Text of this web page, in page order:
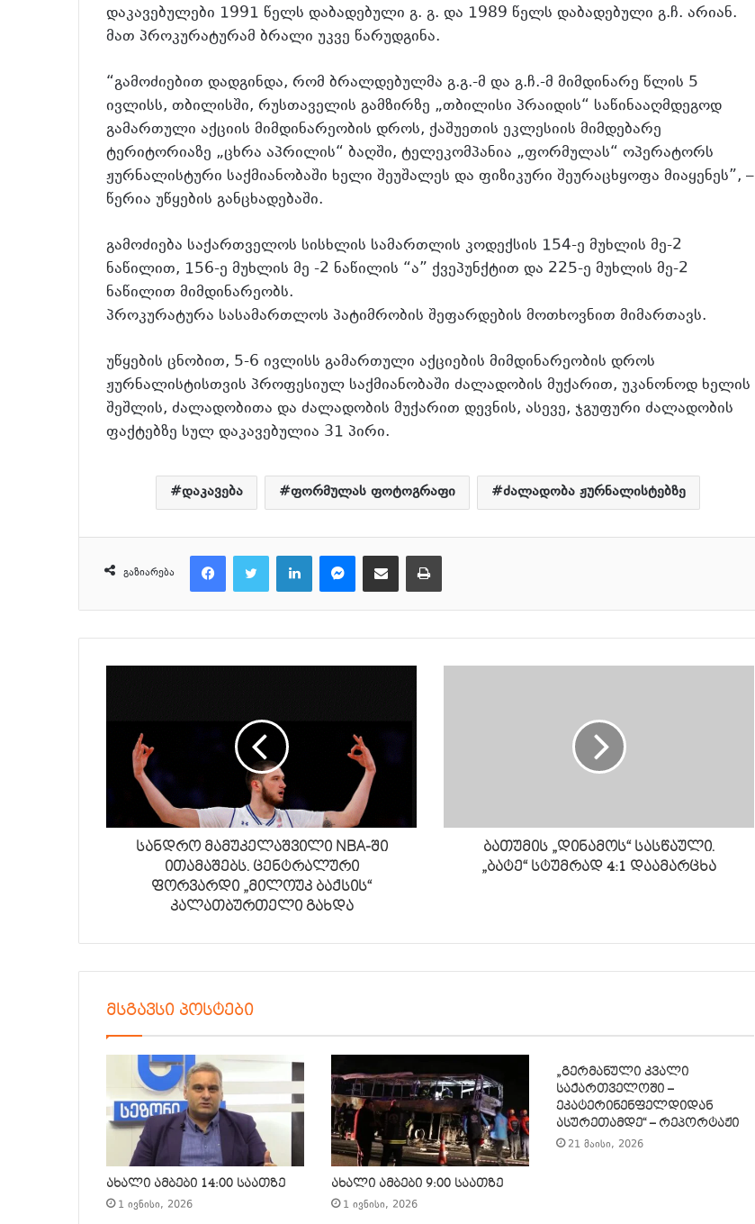
დაკავებულები 1991 წელს დაბადებული გ. გ. და 1989 წელს დაბადებული გ.ჩ. არიან.
მათ პროკურატურამ ბრალი უკვე წარუდგინა.
“გამოძიებით დადგინდა, რომ ბრალდებულმა გ.გ.-მ და გ.ჩ.-მ მიმდინარე წლის 5
ივლისს, თბილისში, რუსთაველის გამზირზე „თბილისი პრაიდის“ საწინააღმდეგოდ
გამართული აქციის მიმდინარეობის დროს, ქაშუეთის ეკლესიის მიმდებარე
ტერიტორიაზე „ცხრა აპრილის“ ბაღში, ტელეკომპანია „ფორმულას“ ოპერატორს
ჟურნალისტური საქმიანობაში ხელი შეუშალეს და ფიზიკური შეურაცხყოფა მიაყენეს”, –
წერია უწყების განცხადებაში.
გამოძიება საქართველოს სისხლის სამართლის კოდექსის 154-ე მუხლის მე-2
ნაწილით, 156-ე მუხლის მე -2 ნაწილის “ა” ქვეპუნქტით და 225-ე მუხლის მე-2
ნაწილით მიმდინარეობს.
პროკურატურა სასამართლოს პატიმრობის შეფარდების მოთხოვნით მიმართავს.
უწყების ცნობით, 5-6 ივლისს გამართული აქციების მიმდინარეობის დროს
ჟურნალისტისთვის პროფესიულ საქმიანობაში ძალადობის მუქარით, უკანონოდ ხელის
შეშლის, ძალადობითა და ძალადობის მუქარით დევნის, ასევე, ჯგუფური ძალადობის
ფაქტებზე სულ დაკავებულია 31 პირი.
დაკავება ფორმულას ფოტოგრაფი ძალადობა ჟურნალისტებზე
გაზიარება
სანდრო მამუკელაშვილი NBA-ში
ითამაშებს. ცენტრალური
ფორვარდი „მილოუკ ბაქსის“
კალათბურთელი გახდა
ბათუმის „დინამოს“ სასწაული.
„ბატე“ სტუმრად 4:1 დაამარცხა
მსგავსი პოსტები
ახალი ამბები 14:00 საათზე
1 ივნისი, 2026
ახალი ამბები 9:00 საათზე
1 ივნისი, 2026
„გერმანული კვალი
საქართველოში –
ეკატერინენფელდიდან
ასურეთამდე“ – რეპორტაჟი
21 მაისი, 2026